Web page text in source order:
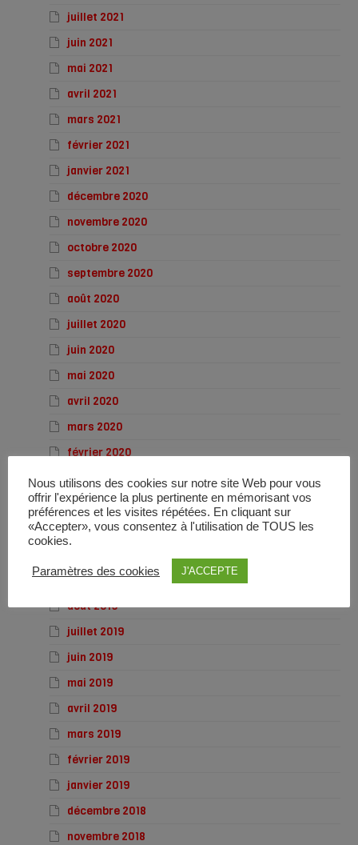
juillet 2021
juin 2021
mai 2021
avril 2021
mars 2021
février 2021
janvier 2021
décembre 2020
novembre 2020
octobre 2020
septembre 2020
août 2020
juillet 2020
juin 2020
mai 2020
avril 2020
mars 2020
février 2020
janvier 2020
décembre 2019
novembre 2019
septembre 2019
août 2019
juillet 2019
juin 2019
mai 2019
avril 2019
mars 2019
février 2019
janvier 2019
décembre 2018
novembre 2018
Nous utilisons des cookies sur notre site Web pour vous
offrir l'expérience la plus pertinente en mémorisant vos
préférences et les visites répétées. En cliquant sur
«Accepter», vous consentez à l'utilisation de TOUS les
cookies.
Paramètres des cookies J'ACCEPTE